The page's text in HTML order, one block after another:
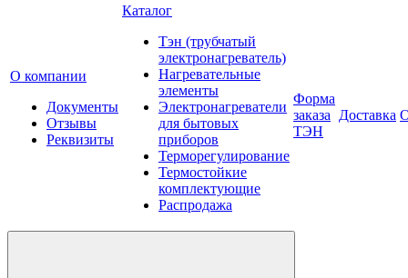
О компании
Документы
Отзывы
Реквизиты
Каталог
Тэн (трубчатый
электронагреватель)
Нагревательные
элементы
Электронагреватели
для бытовых
приборов
Терморегулирование
Термостойкие
комплектующие
Распродажа
Форма
заказа
ТЭН
Доставка